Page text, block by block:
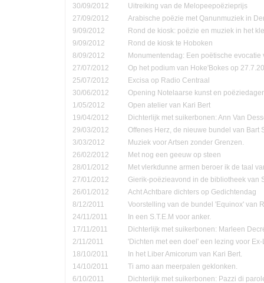
30/09/2012
Uitreiking van de Melopeepoëzieprijs
27/09/2012
Arabische poëzie met Qanunmuziek in
9/09/2012
Rond de kiosk: poëzie en muziek in het
9/09/2012
Rond de kiosk te Hoboken
8/09/2012
Monumentendag: Een poëtische evocatie
27/07/2012
Op het podium van Hoke'Bokes op
25/07/2012
Excisa op Radio Centraal
30/06/2012
Opening Notelaarse kunst en
1/05/2012
Open atelier van Kari Bert
19/04/2012
Dichterlijk met suikerbonen: Ann Van
29/03/2012
Offenes Herz, de nieuwe bundel van Bart
3/03/2012
Muziek voor Artsen zonder Grenzen.
26/02/2012
Met nog een geeuw op steen
28/01/2012
Met vlerkdunne armen beroer ik de taal
27/01/2012
Gierik-poëzieavond in de bibliotheek van
26/01/2012
Acht Achtbare dichters op Gedichtendag
8/12/2011
Voorstelling van de bundel 'Equinox' van
24/11/2011
In een S.T.E.M voor anker.
17/11/2011
Dichterlijk met suikerbonen: Marleen
2/11/2011
'Dichten met een doel' een lezing voor
18/10/2011
In het Liber Amicorum van Kari Bert.
14/10/2011
Ti amo aan meerpalen geklonken.
6/10/2011
Dichterlijk met suikerbonen: Pazzi di